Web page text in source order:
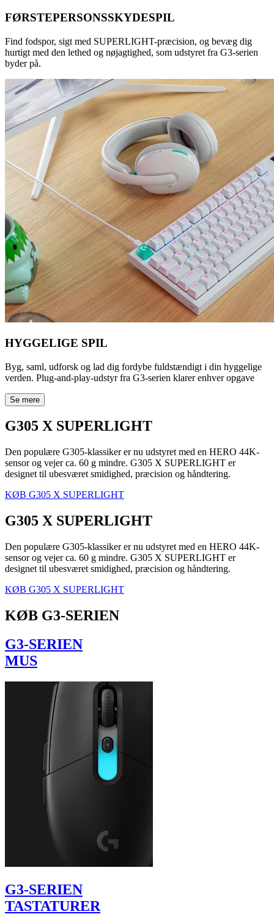
FØRSTEPERSONSSKYDESPIL
Find fodspor, sigt med SUPERLIGHT-præcision, og bevæg dig
hurtigt med den lethed og nøjagtighed, som udstyret fra G3-serien
byder på.
HYGGELIGE SPIL
Byg, saml, udforsk og lad dig fordybe fuldstændigt i din hyggelige
verden. Plug-and-play-udstyr fra G3-serien klarer enhver opgave
Se mere
G305 X SUPERLIGHT
Den populære G305-klassiker er nu udstyret med en HERO 44K-
sensor og vejer ca. 60 g mindre. G305 X SUPERLIGHT er
designet til ubesværet smidighed, præcision og håndtering.
KØB G305 X SUPERLIGHT
G305 X SUPERLIGHT
Den populære G305-klassiker er nu udstyret med en HERO 44K-
sensor og vejer ca. 60 g mindre. G305 X SUPERLIGHT er
designet til ubesværet smidighed, præcision og håndtering.
KØB G305 X SUPERLIGHT
KØB G3-SERIEN
G3-SERIEN
MUS
G3-SERIEN
TASTATURER